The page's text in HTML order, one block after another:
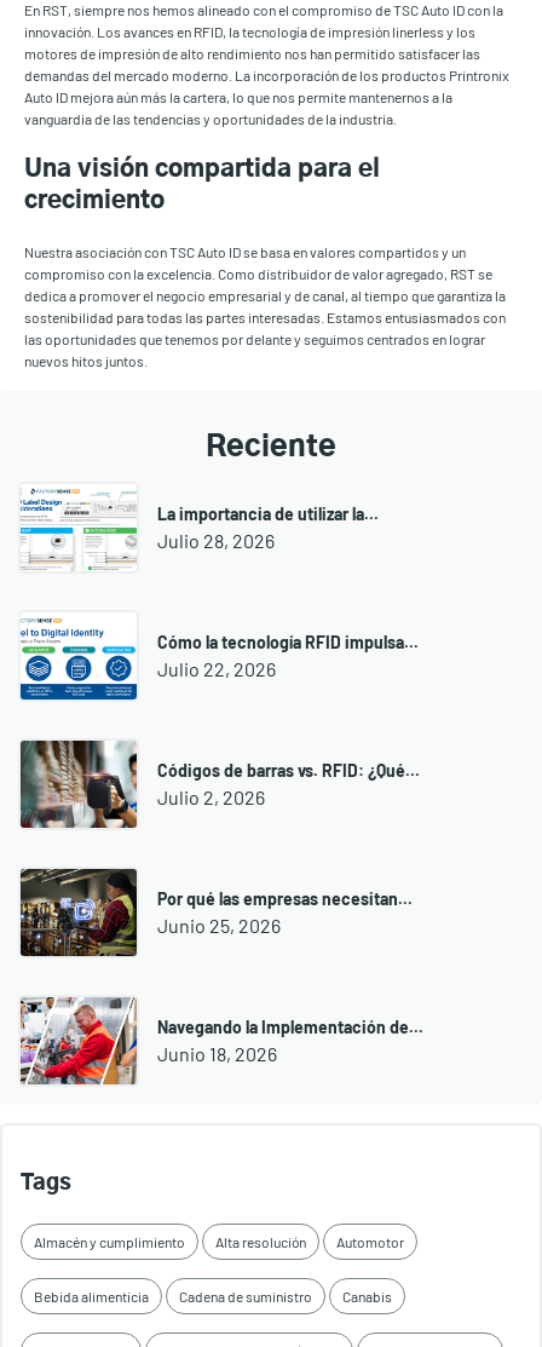
En RST, siempre nos hemos alineado con el compromiso de TSC Auto ID con la
innovación. Los avances en RFID, la tecnología de impresión linerless y los
motores de impresión de alto rendimiento nos han permitido satisfacer las
demandas del mercado moderno. La incorporación de los productos Printronix
Auto ID mejora aún más la cartera, lo que nos permite mantenernos a la
vanguardia de las tendencias y oportunidades de la industria.
Una visión compartida para el
crecimiento
Nuestra asociación con TSC Auto ID se basa en valores compartidos y un
compromiso con la excelencia. Como distribuidor de valor agregado, RST se
dedica a promover el negocio empresarial y de canal, al tiempo que garantiza la
sostenibilidad para todas las partes interesadas. Estamos entusiasmados con
las oportunidades que tenemos por delante y seguimos centrados en lograr
nuevos hitos juntos.
Reciente
La importancia de utilizar la...
Julio 28, 2026
Cómo la tecnología RFID impulsa...
Julio 22, 2026
Códigos de barras vs. RFID: ¿Qué...
Julio 2, 2026
Por qué las empresas necesitan...
Junio 25, 2026
Navegando la Implementación de...
Junio 18, 2026
Tags
Almacén y cumplimiento Alta resolución Automotor
Bebida alimenticia Cadena de suministro Canabis